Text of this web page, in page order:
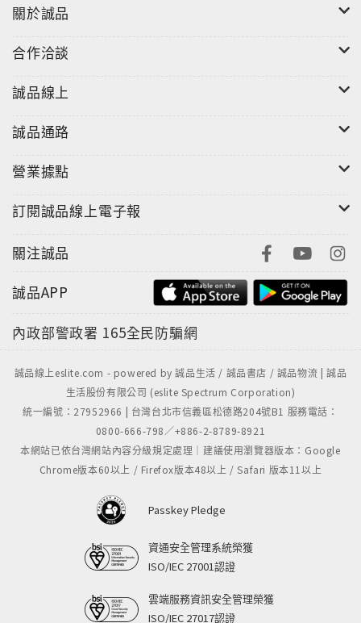
關於誠品
合作洽談
誠品線上
誠品通路
營業據點
訂閱誠品線上電子報
關注誠品
誠品APP
內政部警政署 165全民防騙網
誠品線上eslite.com - powered by 誠品生活 / 誠品書店 / 誠品物流 | 誠品
生活股份有限公司 (eslite Spectrum Corporation)
統一編號：27952966 | 台灣台北市信義區松德路204號B1 服務電話：
0800-666-798／+886-2-8789-8921
本網站已依台灣網站內容分級規定處理｜建議使用瀏覽器版本：Google
Chrome版本60以上 / Firefox版本48以上 / Safari 版本11以上
Passkey Pledge
資通安全管理系統榮獲
ISO/IEC 27001認證
雲端服務資訊安全管理榮獲
ISO/IEC 27017認證